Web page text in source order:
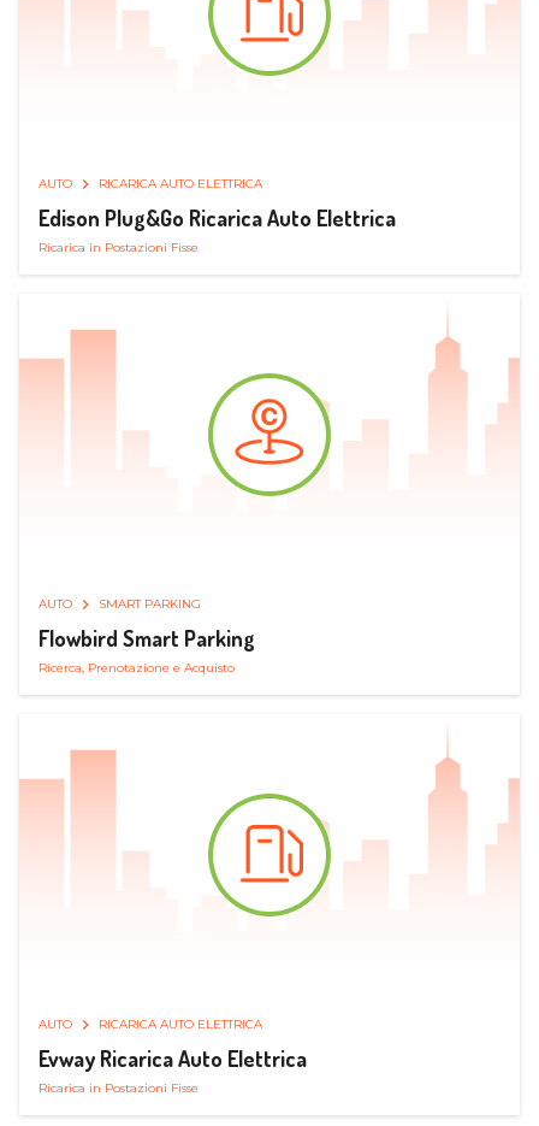
AUTO RICARICA AUTO ELETTRICA
Edison Plug&Go Ricarica Auto Elettrica
Ricarica in Postazioni Fisse
AUTO SMART PARKING
Flowbird Smart Parking
Ricerca, Prenotazione e Acquisto
AUTO RICARICA AUTO ELETTRICA
Evway Ricarica Auto Elettrica
Ricarica in Postazioni Fisse